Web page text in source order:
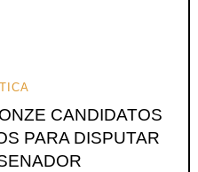
CANDIDATOS
PARA DISPUTAR